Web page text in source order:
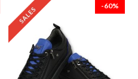
-60%